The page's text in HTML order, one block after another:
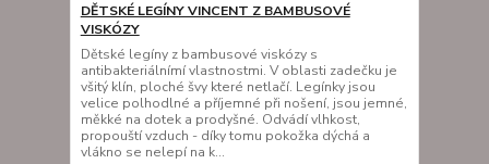
DĚTSKÉ LEGÍNY VINCENT Z BAMBUSOVÉ
VISKÓZY
Dětské legíny z bambusové viskózy s
antibakteriálnímí vlastnostmi. V oblasti zadečku je
všitý klín, ploché švy které netlačí. Legínky jsou
velice polhodlné a příjemné při nošení, jsou jemné,
měkké na dotek a prodyšné. Odvádí vlhkost,
propouští vzduch - díky tomu pokožka dýchá a
vlákno se nelepí na k...